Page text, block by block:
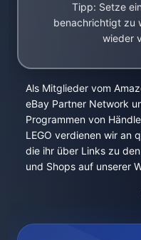
Tipp: Setze
benachrichtigt zu
wieder
Als Mitglieder vom
eBay Partner Network
Programmen von
LEGO verdienen wir an
die ihr über Links zu
und Shops auf unserer